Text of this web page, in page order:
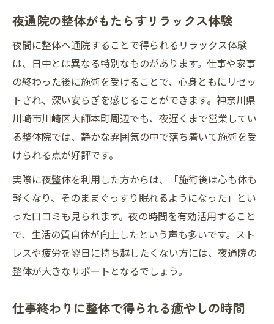
夜通院の整体がもたらすリラックス体験
夜間に整体へ通院することで得られるリラックス体験
は、日中とは異なる特別なものがあります。仕事や家事
の終わった後に施術を受けることで、心身ともにリセッ
トされ、深い安らぎを感じることができます。神奈川県
川崎市川崎区大師本町周辺でも、夜遅くまで営業してい
る整体院では、静かな雰囲気の中で落ち着いて施術を受
けられる点が好評です。
実際に夜整体を利用した方からは、「施術後は心も体も
軽くなり、そのままぐっすり眠れるようになった」とい
った口コミも見られます。夜の時間を有効活用すること
で、生活の質自体が向上したという声も多いです。スト
レスや疲労を翌日に持ち越したくない方には、夜通院の
整体が大きなサポートとなるでしょう。
仕事終わりに整体で得られる癒やしの時間